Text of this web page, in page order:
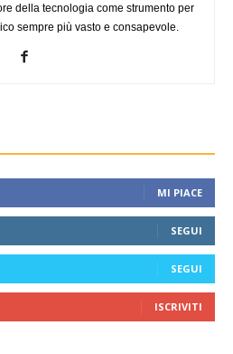
della tecnologia come strumento per
sempre più vasto e consapevole.
MI PIACE
SEGUI
SEGUI
ISCRIVITI